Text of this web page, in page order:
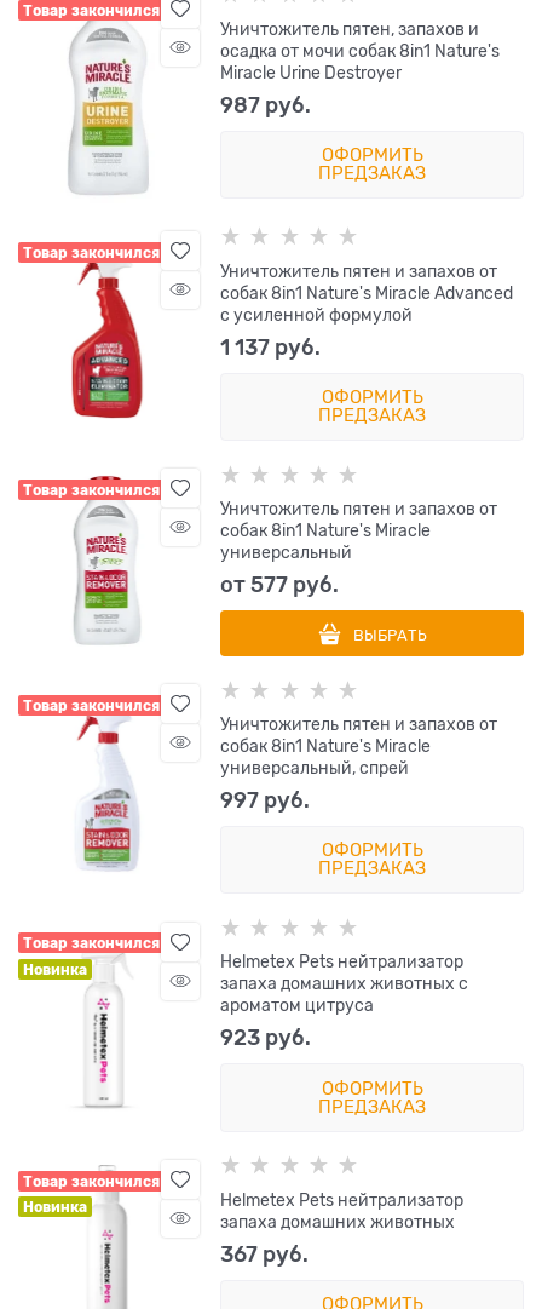
Товар закончился
Уничтожитель пятен, запахов и
осадка от мочи собак 8in1 Nature's
Miracle Urine Destroyer
987 руб.
ОФОРМИТЬ
ПРЕДЗАКАЗ
Товар закончился
Уничтожитель пятен и запахов от
собак 8in1 Nature's Miracle Advanced
с усиленной формулой
1 137 руб.
ОФОРМИТЬ
ПРЕДЗАКАЗ
Товар закончился
Уничтожитель пятен и запахов от
собак 8in1 Nature's Miracle
универсальный
от577 руб.
ВЫБРАТЬ
Товар закончился
Уничтожитель пятен и запахов от
собак 8in1 Nature's Miracle
универсальный, спрей
997 руб.
ОФОРМИТЬ
ПРЕДЗАКАЗ
Товар закончился
Новинка
Helmetex Pets нейтрализатор
запаха домашних животных с
ароматом цитруса
923 руб.
ОФОРМИТЬ
ПРЕДЗАКАЗ
Товар закончился
Новинка
Helmetex Pets нейтрализатор
запаха домашних животных
367 руб.
ОФОРМИТЬ